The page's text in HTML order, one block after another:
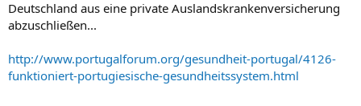
Deutschland aus eine private Auslandskrankenversicherung
abzuschließen...
http://www.portugalforum.org/gesundheit-portugal/4126-
funktioniert-portugiesische-gesundheitssystem.html